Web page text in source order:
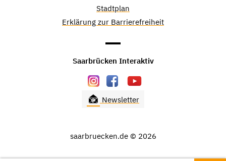
Stadtplan
Erklärung zur Barrierefreiheit
Saarbrücken Interaktiv
Newsletter
saarbruecken.de © 2026